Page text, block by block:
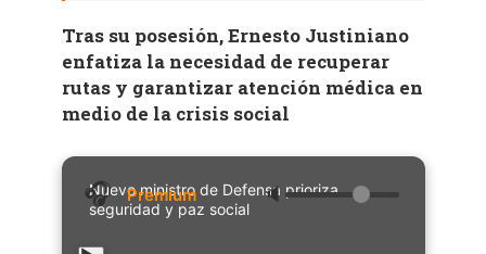
Tras su posesión, Ernesto Justiniano
enfatiza la necesidad de recuperar
rutas y garantizar atención médica en
medio de la crisis social
Nuevo ministro de Defensa prioriza
seguridad y paz social
🔈